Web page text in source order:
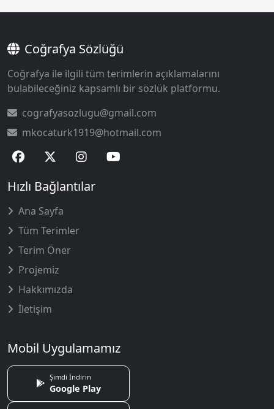
Coğrafya Sözlüğü
Coğrafya ile ilgili tüm terimlerin açıklamalarını
bulabileceğiniz kapsamlı bir sözlük platformu.
cografyasozlugu@gmail.com
mkocaturk1919@hotmail.com
Hızlı Bağlantılar
Ana Sayfa
Tüm Terimler
Terim Öner
Projemiz
Hakkımızda
İletişim
Mobil Uygulamamız
Şimdi İndirin
Google Play